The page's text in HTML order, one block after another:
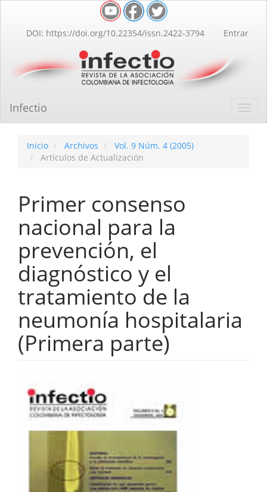
Contenido
principal
lateral
DOI: https://doi.org/10.22354/issn.2422-3794 Entrar
Infectio
Inicio Archivos
Vol. 9 Núm. 4 (2005)
Artículos de Actualización
Primer consenso
nacional para la
prevención, el
diagnóstico y el
tratamiento de la
neumonía hospitalaria
(Primera parte)
Barra
lateral
del
artículo